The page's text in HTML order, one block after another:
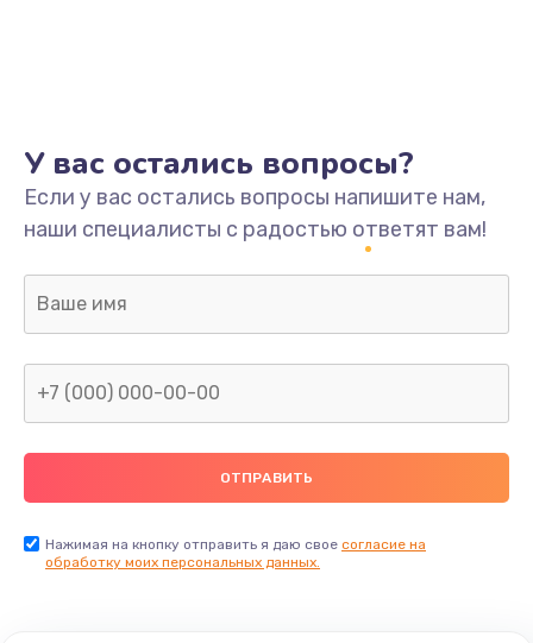
Замена/Pемонт карбюратора
1300 руб.
Заказать
Ремонт капиллярной трубки
400 руб.
Заказать
У вас остались вопросы?
Если у вас остались вопросы напишите нам,
наши специалисты с радостью ответят вам!
Нажимая на кнопку отправить я даю свое согласие на
обработку моих персональных данных.